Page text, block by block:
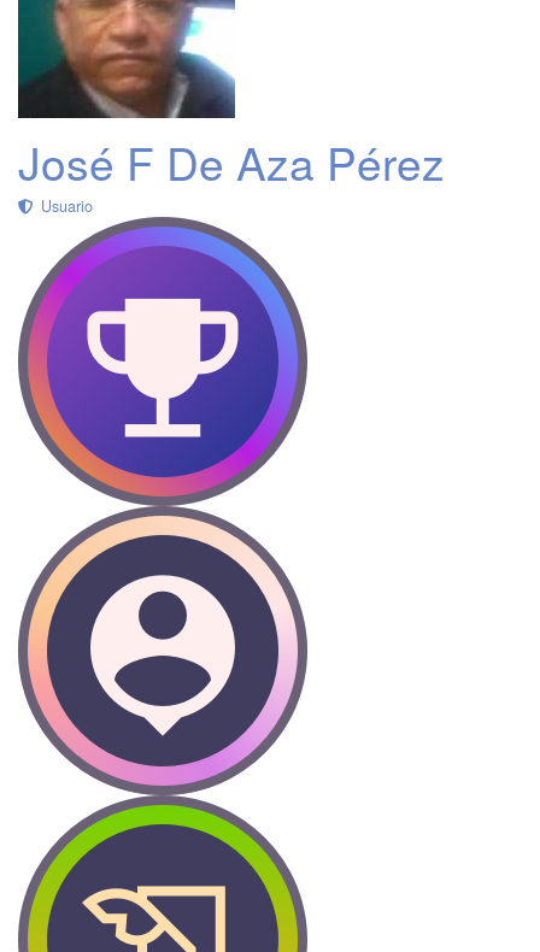
José F De Aza Pérez
Usuario